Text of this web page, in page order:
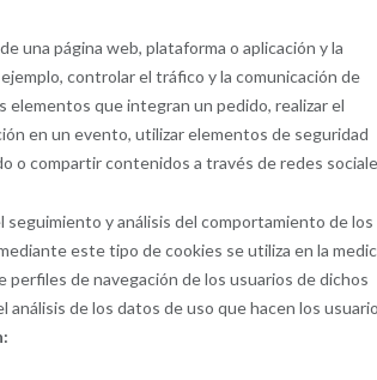
una página web, plataforma o aplicación y la
controlar el tráfico y la comunicación de
que integran un pedido, realizar el
en un evento, utilizar elementos de seguridad
o compartir contenidos a través de redes
seguimiento y análisis del comportamiento de los
este tipo de cookies se utiliza en la
perfiles de navegación de los usuarios de dichos
de los datos de uso que hacen los